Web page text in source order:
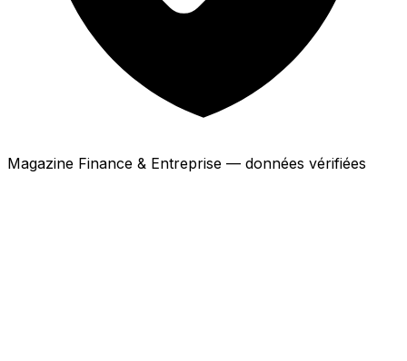
Magazine Finance & Entreprise — données vérifiées